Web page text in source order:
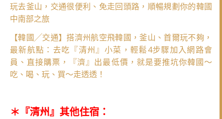
玩去釜山，交通很便利、免走回頭路，順暢規劃你的韓國
中南部之旅
【韓國╱交通】搭濟州航空飛韓國，釜山、首爾玩不夠，
最新航點：去吃『清州』小菜，輕鬆4步驟加入網路會
員、直接購票，『濟』出最低價，就是要推坑你韓國～
吃、喝、玩、買～走透透！
＊『清州』其他住宿：